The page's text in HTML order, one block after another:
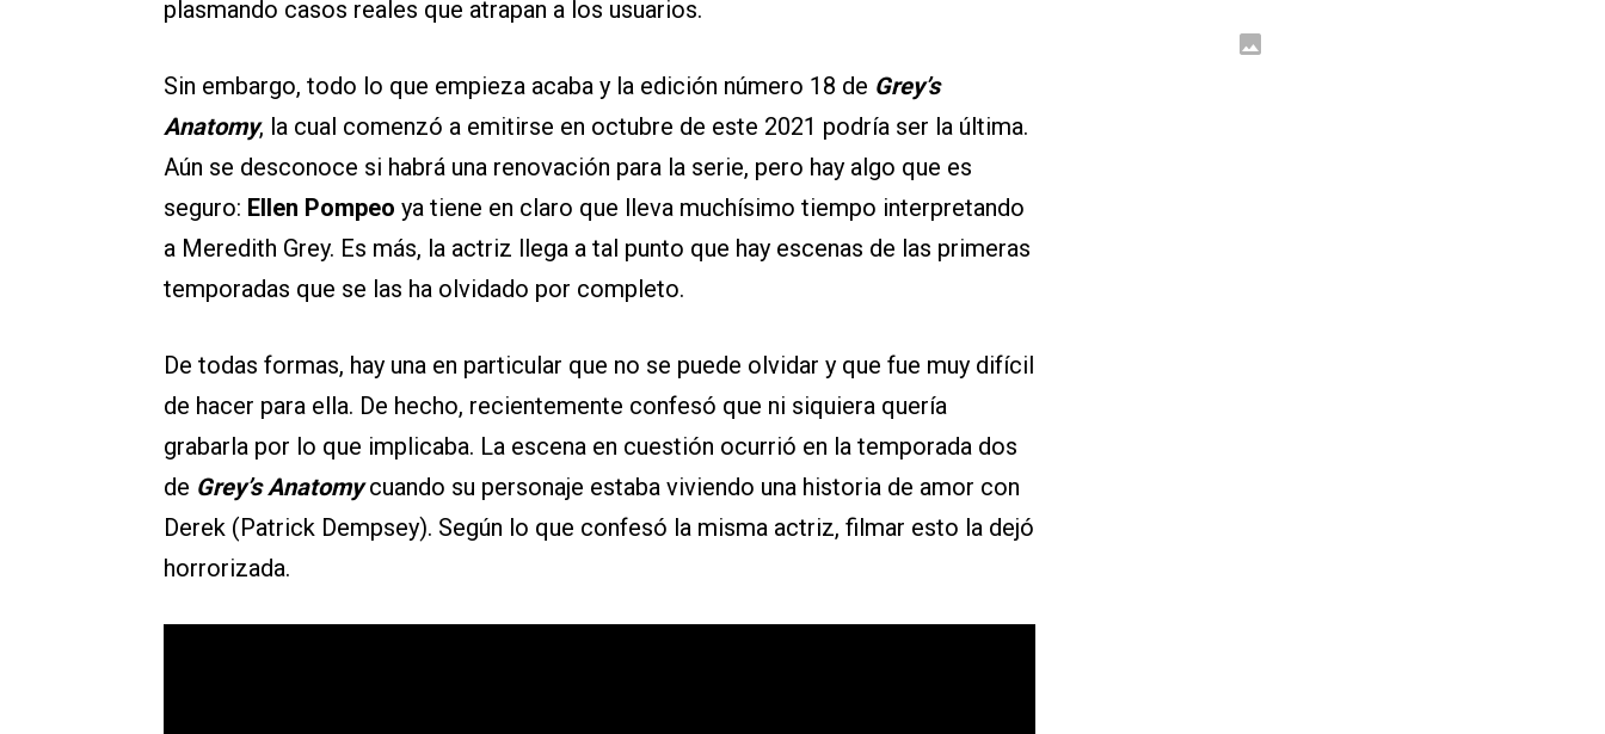
plasmando casos reales que atrapan a los usuarios.
Sin embargo, todo lo que empieza acaba y la edición número 18 de Grey’s
Anatomy, la cual comenzó a emitirse en octubre de este 2021 podría ser la última.
Aún se desconoce si habrá una renovación para la serie, pero hay algo que es
seguro: Ellen Pompeo ya tiene en claro que lleva muchísimo tiempo interpretando
a Meredith Grey. Es más, la actriz llega a tal punto que hay escenas de las primeras
temporadas que se las ha olvidado por completo.
De todas formas, hay una en particular que no se puede olvidar y que fue muy difícil
de hacer para ella. De hecho, recientemente confesó que ni siquiera quería
grabarla por lo que implicaba. La escena en cuestión ocurrió en la temporada dos
de Grey’s Anatomycuando su personaje estaba viviendo una historia de amor con
Derek (Patrick Dempsey). Según lo que confesó la misma actriz, filmar esto la dejó
horrorizada.